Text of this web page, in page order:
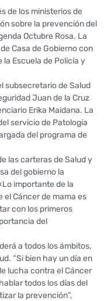
de los ministerios de
sobre la prevención del
Octubre Rosa. La
Casa de Gobierno con
la Escuela de Policía y
subsecretario de Salud
Juan de la Cruz
Erika Maidana. La
servicio de Patología
del programa de
las carteras de Salud y
del gobierno la
importante de la
Cáncer de mama es
con los primeros
del
a todos los ámbitos,
“Si bien hay un día en
lucha contra el Cáncer
todos los días del
la prevención”,